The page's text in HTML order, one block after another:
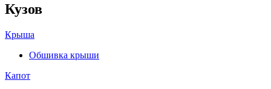
Кузов
Крыша
Обшивка крыши
Капот